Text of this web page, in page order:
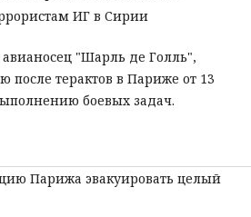
ИГ в Сирии
"Шарль де Голль",
терактов в Париже от 13
боевых задач.
Парижа эвакуировать целый